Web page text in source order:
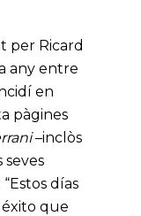
per Ricard
any entre
en
pàgines
–inclòs
seves
días
que